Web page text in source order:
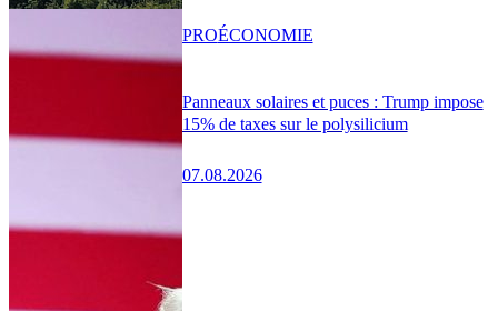
Panneaux solaires et puces : Trump impose
15% de taxes sur le polysilicium
07.08.2026
PROÉCONOMIE